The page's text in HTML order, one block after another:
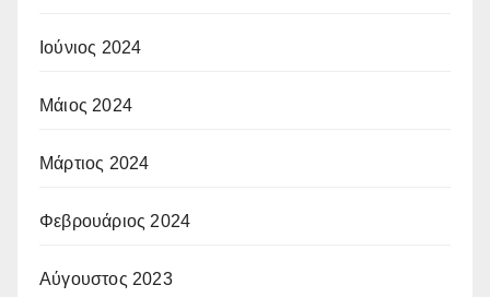
Ιούνιος 2024
Μάιος 2024
Μάρτιος 2024
Φεβρουάριος 2024
Αύγουστος 2023